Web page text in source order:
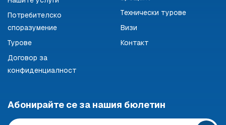
Потребителско
споразумение
Турове
Договор за
конфиденциалност
Технически турове
Визи
Контакт
Абонирайте се за нашия бюлетин